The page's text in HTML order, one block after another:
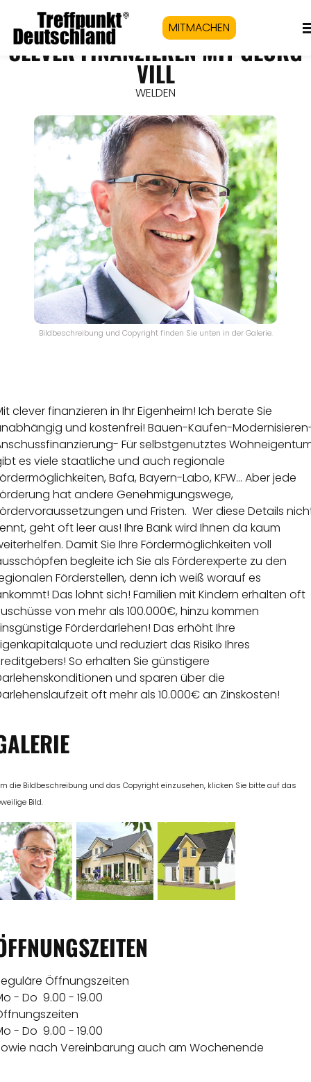
MITMACHEN
CLEVER FINANZIEREN MIT GEORG
VILL
WELDEN
Bildbeschreibung und Copyright finden Sie unten in der Galerie.
clever finanzieren in Ihr Eigenheim! Ich berate Sie
und kostenfrei! Bauen-Kaufen-
Für selbstgenutztes
es viele staatliche und auch regionale
Bafa, Bayern-Labo, KFW... Aber jede
hat andere Genehmigungswege,
und Fristen. Wer diese Details
geht oft leer aus! Ihre Bank wird Ihnen da kaum
Damit Sie Ihre Fördermöglichkeiten voll
begleite ich Sie als Förderexperte zu den
Förderstellen, denn ich weiß worauf es
Das lohnt sich! Familien mit Kindern erhalten oft
von mehr als 100.000€, hinzu kommen
Förderdarlehen! Das erhöht Ihre
und reduziert das Risiko Ihres
So erhalten Sie günstigere
und sparen über die
oft mehr als 10.000€ an Zinskosten!
die Bildbeschreibung und das Copyright einzusehen, klicken Sie bitte auf das
Bild.
Öffnungszeiten
- Do 9.00 - 19.00
- Do 9.00 - 19.00
nach Vereinbarung auch am Wochenende